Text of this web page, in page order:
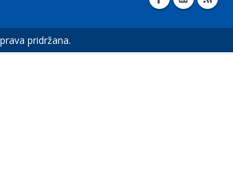
pridržana.